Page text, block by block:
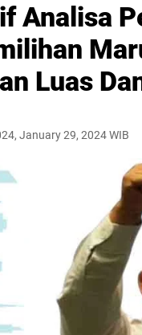
Analisa
Luas
January 29, 2024 WIB